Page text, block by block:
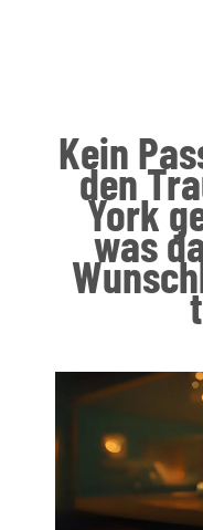
Kein
den
York
was